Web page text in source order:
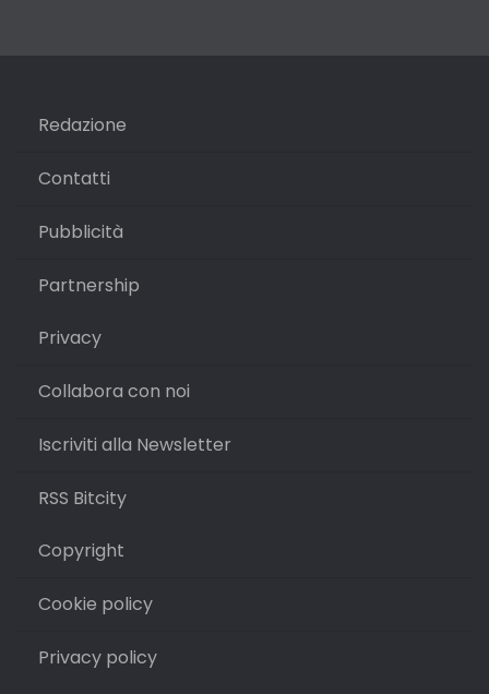
Redazione
Contatti
Pubblicità
Partnership
Privacy
Collabora con noi
Iscriviti alla Newsletter
RSS Bitcity
Copyright
Cookie policy
Privacy policy